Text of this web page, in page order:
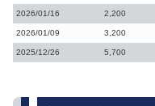
2026/01/16 2,200
2026/01/09 3,200
2025/12/26 5,700